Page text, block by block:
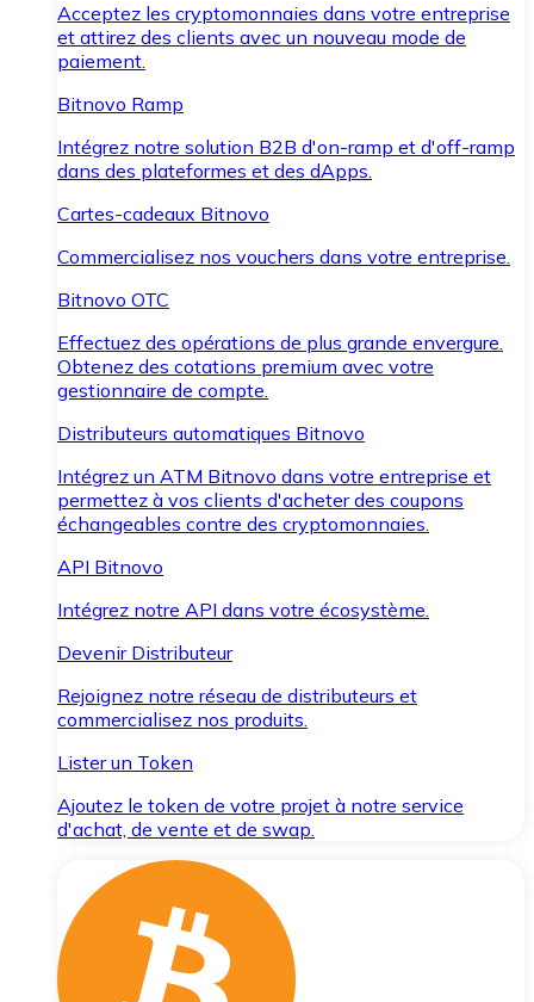
Acceptez les cryptomonnaies dans votre entreprise
et attirez des clients avec un nouveau mode de
paiement.
Bitnovo Ramp
Intégrez notre solution B2B d'on-ramp et d'off-ramp
dans des plateformes et des dApps.
Cartes-cadeaux Bitnovo
Commercialisez nos vouchers dans votre entreprise.
Bitnovo OTC
Effectuez des opérations de plus grande envergure.
Obtenez des cotations premium avec votre
gestionnaire de compte.
Distributeurs automatiques Bitnovo
Intégrez un ATM Bitnovo dans votre entreprise et
permettez à vos clients d'acheter des coupons
échangeables contre des cryptomonnaies.
API Bitnovo
Intégrez notre API dans votre écosystème.
Devenir Distributeur
Rejoignez notre réseau de distributeurs et
commercialisez nos produits.
Lister un Token
Ajoutez le token de votre projet à notre service
d'achat, de vente et de swap.